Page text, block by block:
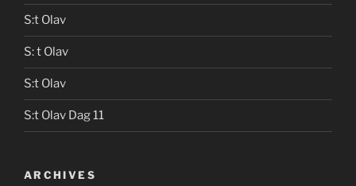
S:t Olav
S: t Olav
S:t Olav
S:t Olav Dag 11
ARCHIVES